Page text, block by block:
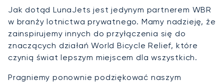
Jak dotąd LunaJets jest jedynym partnerem WBR
w branży lotnictwa prywatnego. Mamy nadzieję, że
zainspirujemy innych do przyłączenia się do
znaczących działań World Bicycle Relief, które
czynią świat lepszym miejscem dla wszystkich.
Pragniemy ponownie podziękować naszym